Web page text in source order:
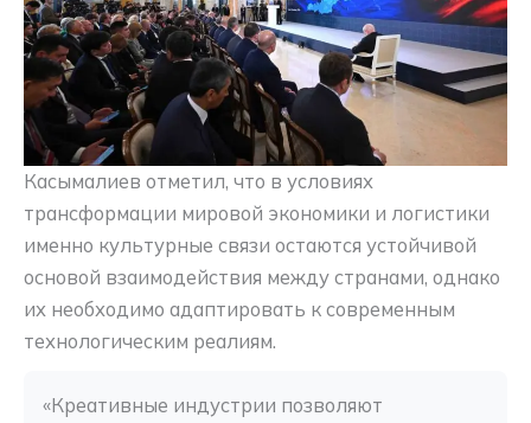
Касымалиев отметил, что в условиях
трансформации мировой экономики и логистики
именно культурные связи остаются устойчивой
основой взаимодействия между странами, однако
их необходимо адаптировать к современным
технологическим реалиям.
«Креативные индустрии позволяют